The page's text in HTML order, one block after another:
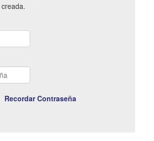
Recordar Contraseña